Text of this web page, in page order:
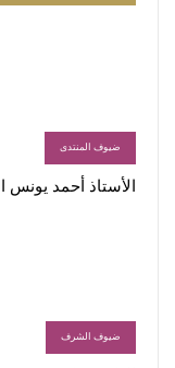
ضيوف المنتدى
الأستاذ أحمد يونس
ضيوف الشرف